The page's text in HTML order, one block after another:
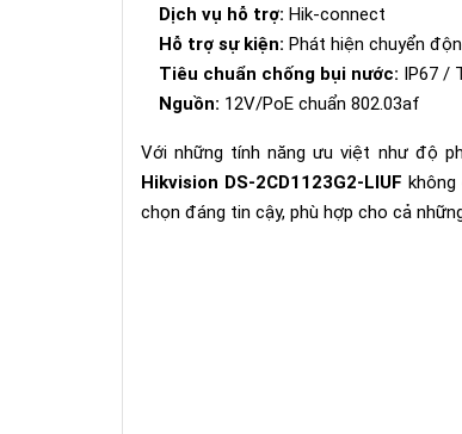
Dịch vụ hỗ trợ: Hik-connect
Hỗ trợ sự kiện: Phát hiện chuyển
Tiêu chuẩn chống bụi nước: IP67 /
Nguồn: 12V/PoE chuẩn 802.03af
Với những tính năng ưu việt như độ
Hikvision DS-2CD1123G2-LIUF
chọn đáng tin cậy, phù hợp cho cả